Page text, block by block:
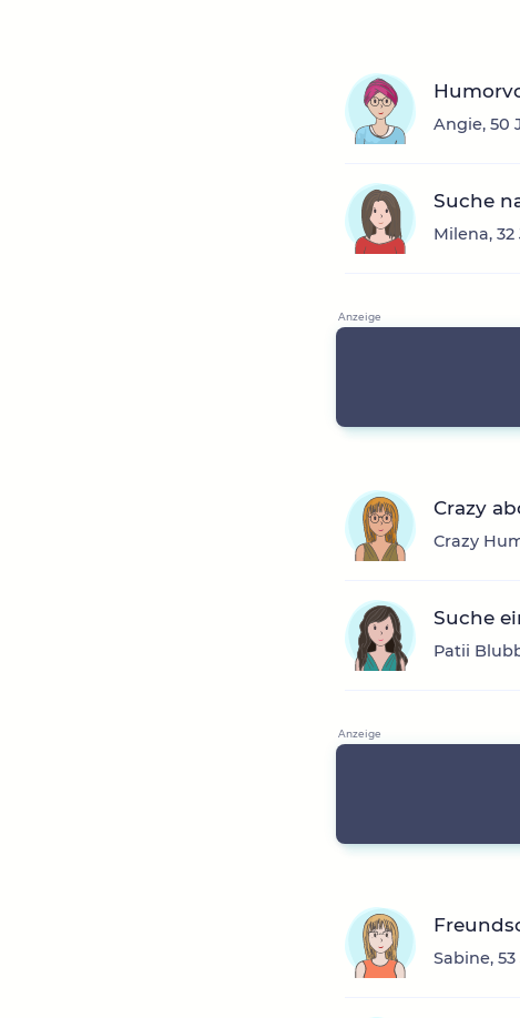
Angie, 50
Suche
Milena,
Crazy
Crazy
Suche
Patii
Sabine,